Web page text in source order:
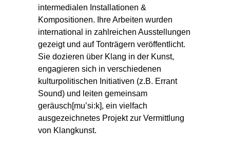
intermedialen Installationen &
Kompositionen. Ihre Arbeiten wurden
international in zahlreichen Ausstellungen
gezeigt und auf Tonträgern veröffentlicht.
Sie dozieren über Klang in der Kunst,
engagieren sich in verschiedenen
kulturpolitischen Initiativen (z.B. Errant
Sound) und leiten gemeinsam
geräusch[mu’si:k], ein vielfach
ausgezeichnetes Projekt zur Vermittlung
von Klangkunst.